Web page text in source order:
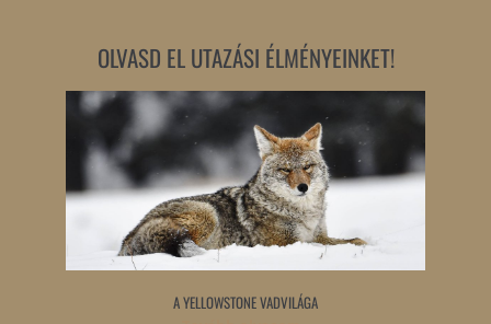
OLVASD EL UTAZÁSI ÉLMÉNYEINKET!
A YELLOWSTONE VADVILÁGA